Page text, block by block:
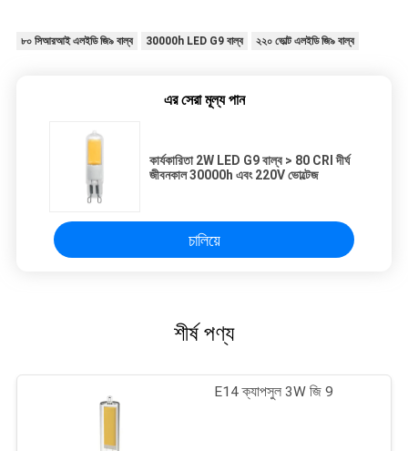
৮০ সিআরআই এলইডি জি৯ বাল্ব 30000h LED G9 বাল্ব ২২০ ভোল্ট এলইডি জি৯ বাল্ব
এর সেরা মূল্য পান
কার্যকারিতা 2W LED G9 বাল্ব > 80 CRI দীর্ঘ
জীবনকাল 30000h এবং 220V ভোল্টেজ
চালিয়ে
শীর্ষ পণ্য
E14 ক্যাপসুল 3W জি 9